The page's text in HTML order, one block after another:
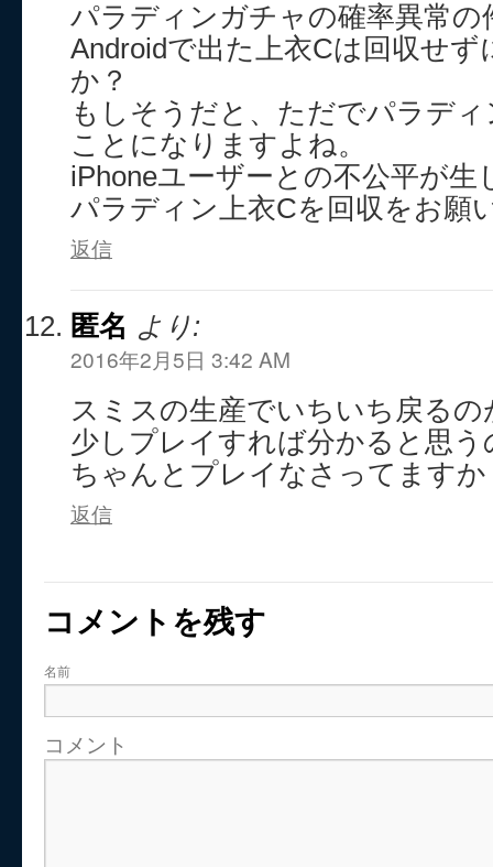
パラディンガチャの確率異常の
Androidで出た上衣Cは回収せ
か？
もしそうだと、ただでパラデ
ことになりますよね。
iPhoneユーザーとの不公平が
パラディン上衣Cを回収をお願
返信
匿名 より:
2016年2月5日 3:42 AM
スミスの生産でいちいち戻るの
少しプレイすれば分かると思
ちゃんとプレイなさってますか
返信
コメントを残す
名前
コメント